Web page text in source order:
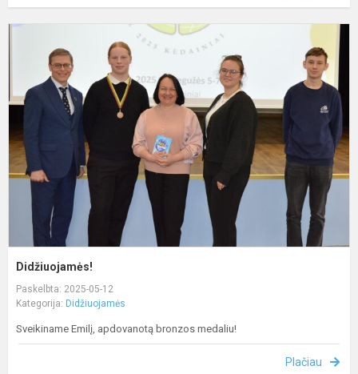
Didžiuojamės!
Paskelbta: 2025-05-12
Kategorija: Didžiuojamės
Sveikiname Emilį, apdovanotą bronzos medaliu!
Plačiau